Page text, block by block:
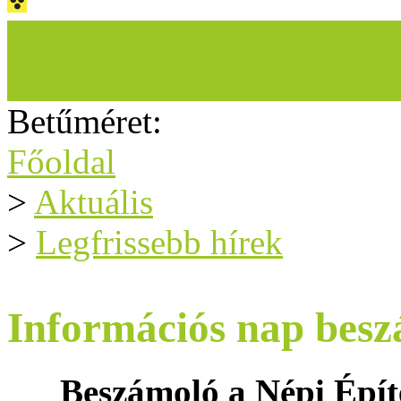
Betűméret:
Főoldal
> Aktuális
> Legfrissebb hírek
Információs nap
Beszámoló a Népi